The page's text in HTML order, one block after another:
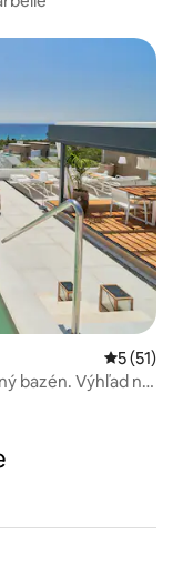
5 (51)
bazén. Výhľad na